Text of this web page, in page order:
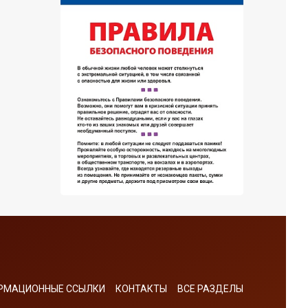
ССЫЛКИ КОНТАКТЫ ВСЕ РАЗДЕЛЫ